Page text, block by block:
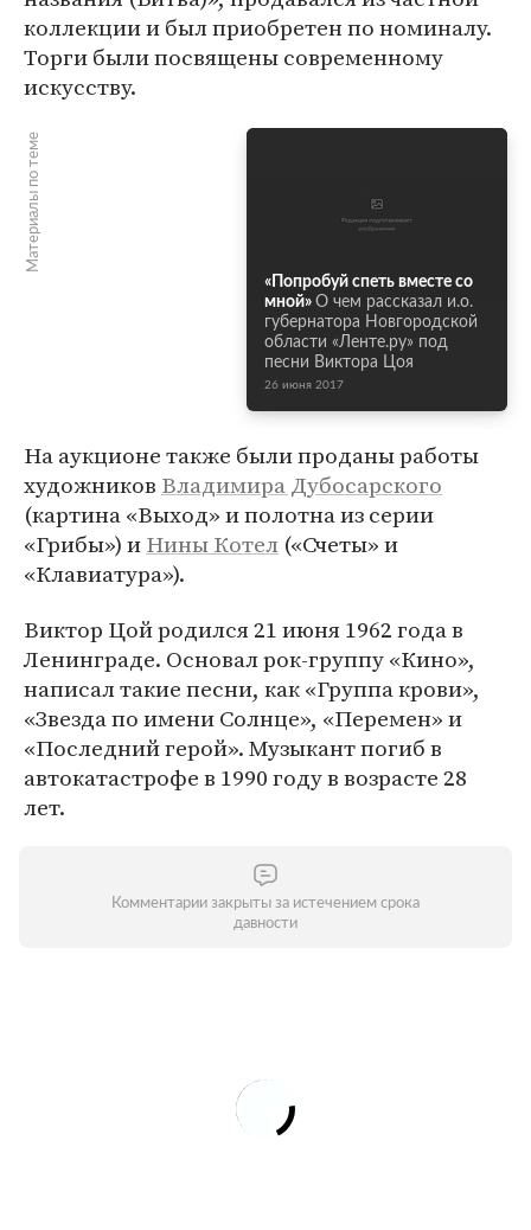
коллекции и был приобретен по номиналу.
Торги были посвящены современному
искусству.
Материалы по теме
«Попробуй спеть вместе со
мной» О чем рассказал и.о.
губернатора Новгородской
области «Ленте.ру» под
песни Виктора Цоя
26 июня 2017
На аукционе также были проданы работы
художников Владимира Дубосарского
(картина «Выход» и полотна из серии
«Грибы») иНины Котел («Счеты» и
«Клавиатура»).
Виктор Цой родился 21 июня 1962 года в
Ленинграде. Основал рок-группу «Кино»,
написал такие песни, как «Группа крови»,
«Звезда по имени Солнце», «Перемен» и
«Последний герой». Музыкант погиб в
автокатастрофе в 1990 году в возрасте 28
лет.
Комментарии закрыты за истечением срока
давности